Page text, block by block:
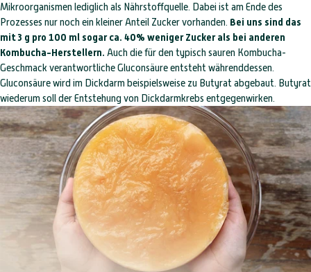
Mikroorganismen lediglich als Nährstoffquelle. Dabei ist am Ende des
Prozesses nur noch ein kleiner Anteil Zucker vorhanden. Bei uns sind das
mit 3 g pro 100 ml sogar ca. 40% weniger Zucker als bei anderen
Kombucha-Herstellern. Auch die für den typisch sauren Kombucha-
Geschmack verantwortliche Gluconsäure entsteht währenddessen.
Gluconsäure wird im Dickdarm beispielsweise zu Butyrat abgebaut. Butyrat
wiederum soll der Entstehung von Dickdarmkrebs entgegen­wirken.